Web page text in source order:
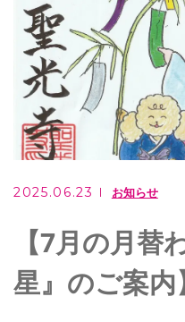
寺カフェ「蓮花」
ご相談
2025.06.23 お知らせ
【7月の月替
星』のご案内】